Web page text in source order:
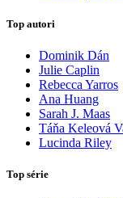
Top autori
Dominik Dán
Julie Caplin
Rebecca Yarros
Ana Huang
Sarah J. Maas
Táňa Keleová
Lucinda Riley
Top série